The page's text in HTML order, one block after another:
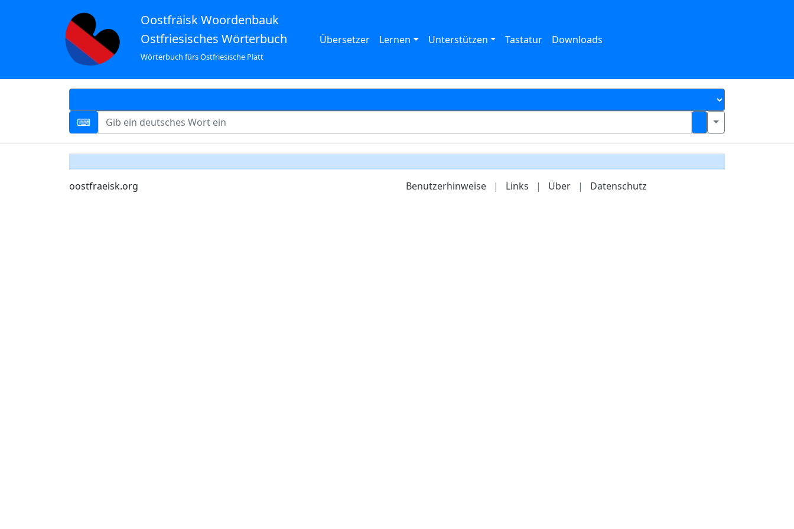
Oostfräisk Woordenbauk
Ostfriesisches Wörterbuch
Wörterbuch fürs Ostfriesische Platt
Übersetzer Lernen Unterstützen Tastatur Downloads
oostfraeisk.org Benutzerhinweise | Links | Über | Datenschutz